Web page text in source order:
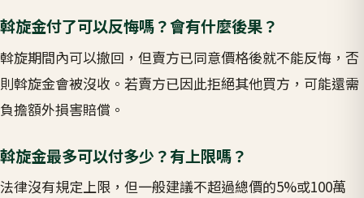
斡旋金付了可以反悔嗎？會有什麼後果？
斡旋期間內可以撤回，但賣方已同意價格後就不能反悔，否
則斡旋金會被沒收。若賣方已因此拒絕其他買方，可能還需
負擔額外損害賠償。
斡旋金最多可以付多少？有上限嗎？
法律沒有規定上限，但一般建議不超過總價的5%或100萬